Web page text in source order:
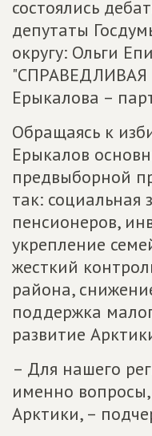
состоялись
депутаты
округу: Ольги
"СПРАВЕДЛИВАЯ
Ерыкалова –
Обращаясь к
Ерыкалов
предвыборной
так: социальная
пенсионеров,
укрепление
жесткий
района,
поддержка
развитие
– Для нашего
именно
Арктики, –